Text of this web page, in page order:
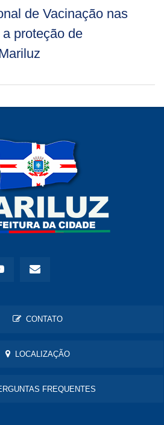
de Vacinação nas
proteção de
CONTATO
LOCALIZAÇÃO
FREQUENTES